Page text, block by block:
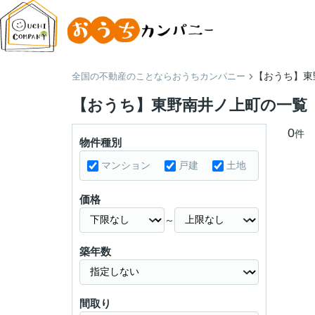
全国の不動産のことならおうちカンパニー 【おうち】
【おうち】東野南井ノ上町の一覧
0件
物件種別
マンション 戸建 土地
価格
～
築年数
間取り